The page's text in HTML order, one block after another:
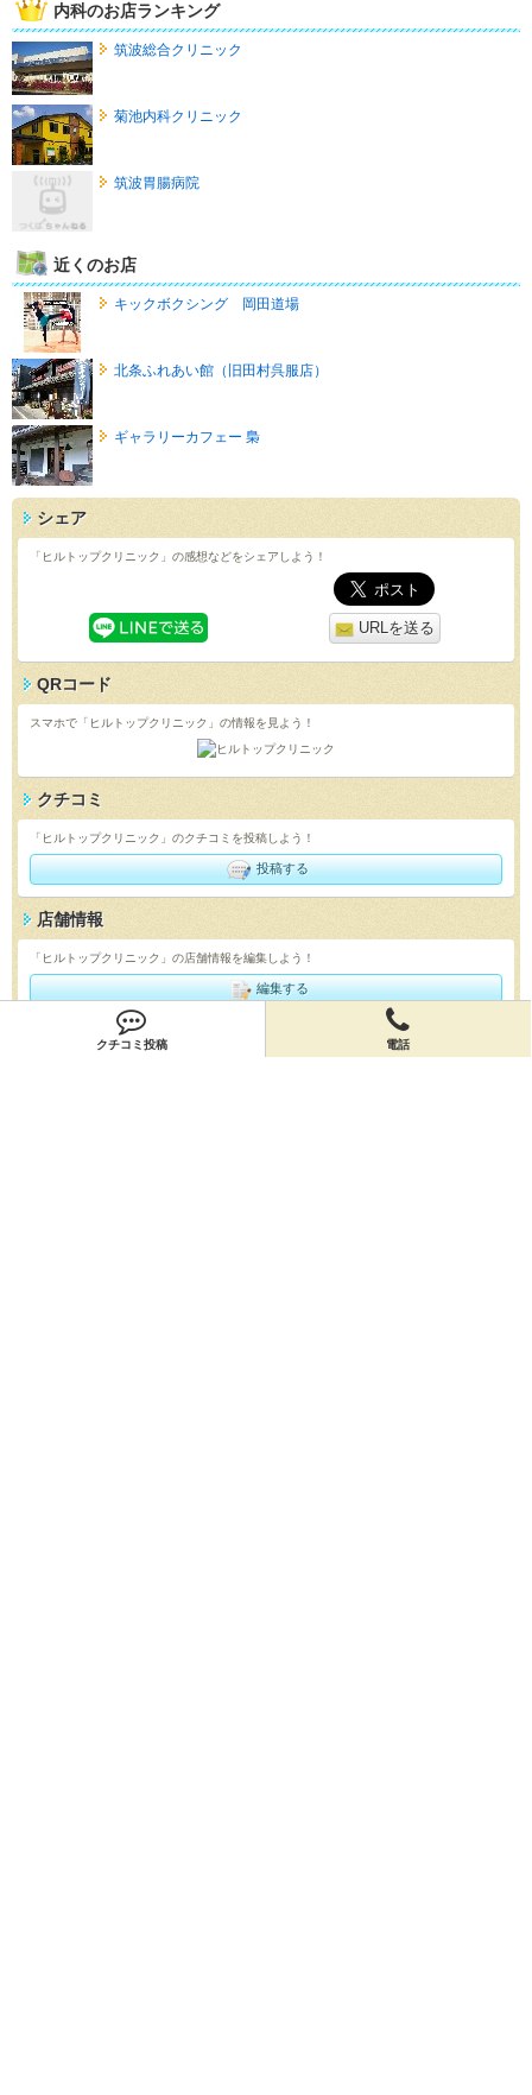
クチコミ投稿 電話
内科のお店ランキング
筑波総合クリニック
菊池内科クリニック
筑波胃腸病院
近くのお店
キックボクシング 岡田道場
北条ふれあい館（旧田村呉服店）
ギャラリーカフェー 梟
シェア
「ヒルトップクリニック」の感想などをシェアしよう！
URLを送る
QRコード
スマホで「ヒルトップクリニック」の情報を見よう！
クチコミ
「ヒルトップクリニック」のクチコミを投稿しよう！
投稿する
店舗情報
「ヒルトップクリニック」の店舗情報を編集しよう！
編集する
会員登録